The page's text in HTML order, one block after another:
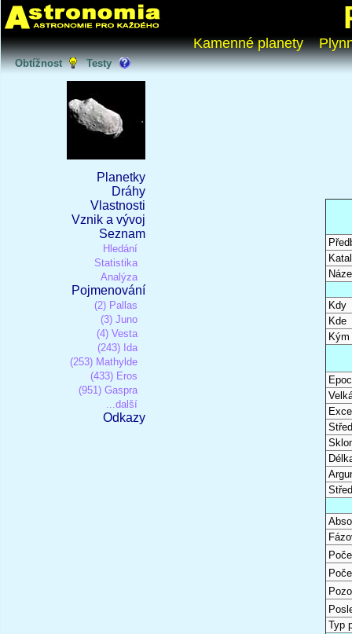
Kamenné planety
Obtížnost Testy
Planetky
Dráhy
Vlastnosti
Vznik a vývoj
Seznam
Hledání
Statistika
Analýza
Pojmenování
(2) Pallas
(3) Juno
(4) Vesta
(243) Ida
(253) Mathylde
(433) Eros
(951) Gaspra
...další
Odkazy
Kdy
Kde
Kým
Typ